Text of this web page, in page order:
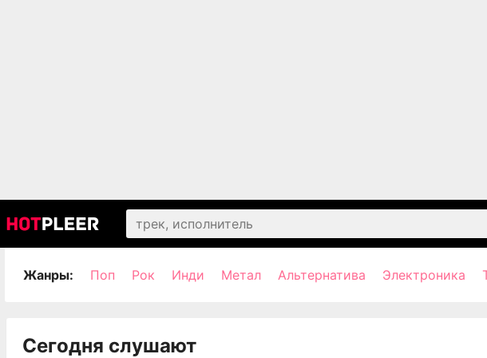
Жанры: Поп Рок Инди Метал Альтернатива Электроника
Сегодня слушают